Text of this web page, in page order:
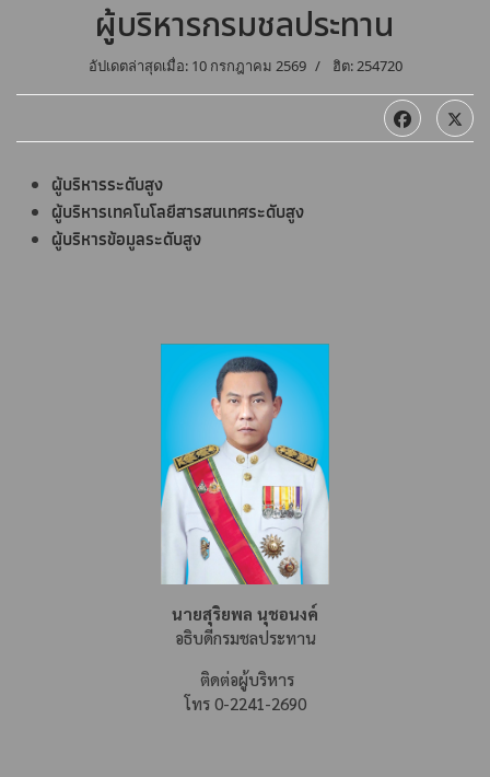
ผู้บริหารกรมชลประทาน
อัปเดตล่าสุดเมื่อ: 10 กรกฎาคม 2569 ฮิต: 254720
ผู้บริหารระดับสูง
ผู้บริหารเทคโนโลยีสารสนเทศระดับสูง
ผู้บริหารข้อมูลระดับสูง
นายสุริยพล นุชอนงค์
อธิบดีกรมชลประทาน
ติดต่อผู้บริหาร
โทร 0-2241-2690